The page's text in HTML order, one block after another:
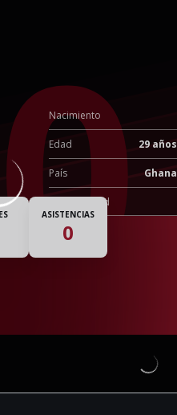
Nacimiento
Edad 29 años
País Ghana
Nacionalidad
ASISTENCIAS
0